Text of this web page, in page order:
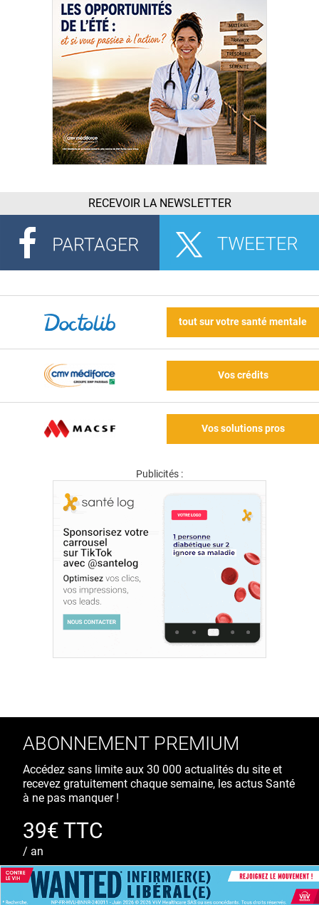
RECEVOIR LA NEWSLETTER
tout sur votre santé mentale
Vos crédits
Vos solutions pros
Publicités :
ABONNEMENT PREMIUM
Accédez sans limite aux 30 000 actualités du site et
recevez gratuitement chaque semaine, les actus Santé
à ne pas manquer !
39€ TTC
/ an
S'ABONNER